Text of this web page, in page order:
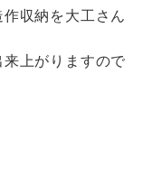
収納を大工さん
上がりますので